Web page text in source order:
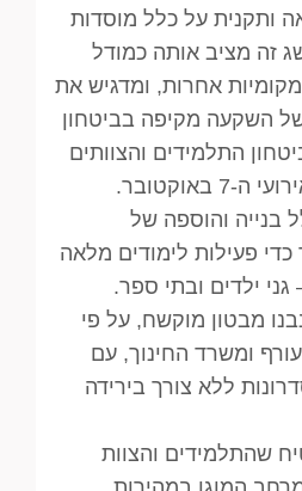
ותקנית על כלל מוסדות
זה מציב אותה כמודל
מקומיות אחרות, ומדגיש את
השקעה מקיפה בביטחון
התלמידים והצוותים
באוקטובר.
בנייה והוספה של
פעילות לימודים מלאה
ילדים ובתי ספר.
מבטון מוקשח, על פי
ומשרד החינוך, עם
ללא צורך בירידה
שהתלמידים והצוות